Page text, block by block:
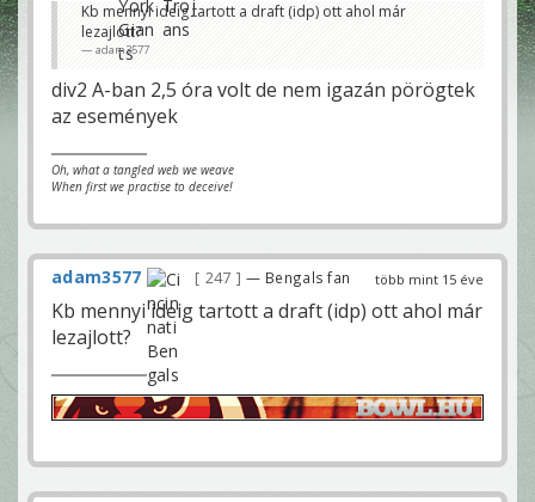
Kb mennyi ideig tartott a draft (idp) ott ahol már
lezajlott?
adam3577
div2 A-ban 2,5 óra volt de nem igazán pörögtek
az események
Oh, what a tangled web we weave
When first we practise to deceive!
több mint 15 éve
adam3577 247 — Bengals fan
Kb mennyi ideig tartott a draft (idp) ott ahol már
lezajlott?